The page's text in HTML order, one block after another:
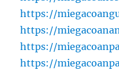
https://
https://
https://
https://